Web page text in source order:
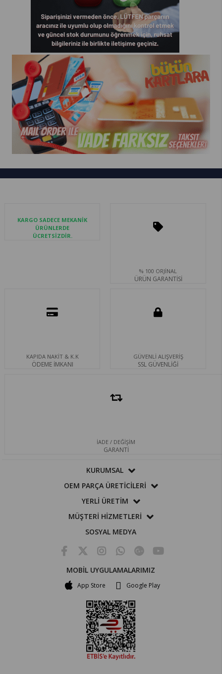
KARGO SADECE MEKANİK
ÜRÜNLERDE
ÜCRETSİZDİR.
% 100 ORJİNAL
ÜRÜN GARANTİSİ
KAPIDA NAKİT & K.K
ÖDEME İMKANI
GÜVENLİ ALIŞVERİŞ
SSL GÜVENLİĞİ
İADE / DEĞİŞİM
GARANTİ
KURUMSAL
OEM PARÇA ÜRETİCİLERİ
YERLİ ÜRETİM
MÜŞTERİ HİZMETLERİ
SOSYAL MEDYA
MOBİL UYGULAMALARIMIZ
App Store Google Play